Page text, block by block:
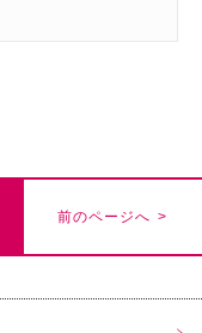
前のページへ >